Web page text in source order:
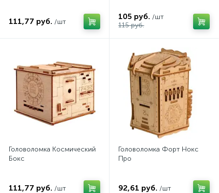
111,77 руб. /шт
105 руб. /шт
115 руб.
Головоломка Космический
Бокс
111,77 руб. /шт
Головоломка Форт Нокс
Про
92,61 руб. /шт